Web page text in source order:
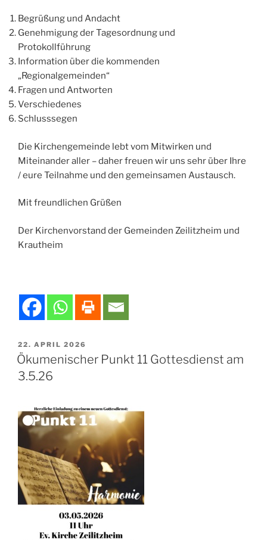
Begrüßung und Andacht
Genehmigung der Tagesordnung und
Protokollführung
Information über die kommenden
„Regionalgemeinden“
Fragen und Antworten
Verschiedenes
Schlusssegen
Die Kirchengemeinde lebt vom Mitwirken und
Miteinander aller – daher freuen wir uns sehr über Ihre
/ eure Teilnahme und den gemeinsamen Austausch.
Mit freundlichen Grüßen
Der Kirchenvorstand der Gemeinden Zeilitzheim und
Krautheim
VERÖFFENTLICHT
AM
22. APRIL 2026
Ökumenischer Punkt 11 Gottesdienst am
3.5.26